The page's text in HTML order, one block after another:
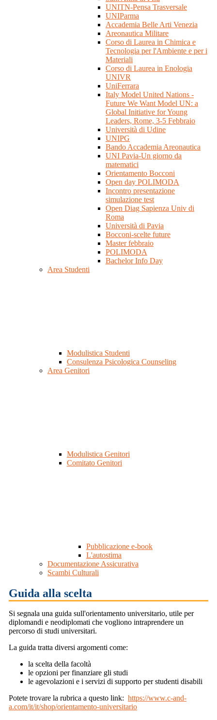
UNITN-Pensa Trasversale
UNIParma
Accademia Belle Arti Venezia
Areonautica Militare
Corso di Laurea in Chimica e
Tecnologia per l'Ambiente e per i
Materiali
Corso di Laurea in Enologia
UNIVR
UniFerrara
Italy Model United Nations -
Future We Want Model UN: a
Global Initiative for Young
Leaders, Rome, 3-5 Febbraio
Università di Udine
UNIPG
Bando Accademia Areonautica
UNI Pavia-Un giorno da
matematici
Orientamento Bocconi
Open day POLIMODA
Incontro presentazione
simulazione test
Open Diag Sapienza Univ di
Roma
Università di Pavia
Bocconi-scelte future
Master febbraio
POLIMODA
Bachelor Info Day
Area Studenti
Modulistica Studenti
Consulenza Psicologica Counseling
Area Genitori
Modulistica Genitori
Comitato Genitori
Pubblicazione e-book
L'autostima
Documentazione Assicurativa
Scambi Culturali
Guida alla scelta
Si segnala una guida sull'orientamento universitario, utile per
diplomandi e neodiplomati che vogliono intraprendere un
percorso di studi universitari.
La guida tratta diversi argomenti come:
la scelta della facoltà
le opzioni per finanziare gli studi
le agevolazioni e i servizi di supporto per studenti disabili
Potete trovare la rubrica a questo link: https://www.c-and-
a.com/it/it/shop/orientamento-universitario